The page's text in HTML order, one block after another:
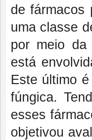
de fármacos
uma classe
por meio da
está
Este último
fúngica.
esses
objetivou